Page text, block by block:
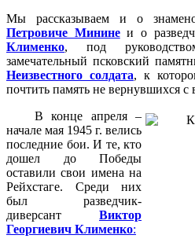
Мы рассказываем и о
Петровиче Мининеи о
Клименко, под
замечательный псковский
Неизвестного солдата, к
почтить память не вернувшихся с
В конце апреля –
начале мая 1945 г. велись
последние бои. И те, кто
дошел до Победы
оставили свои имена на
Рейхстаге. Среди них
был разведчик-
диверсант Виктор
Георгиевич Клименко: